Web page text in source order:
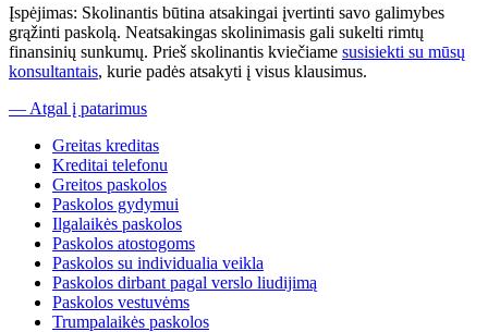
Įspėjimas: Skolinantis būtina atsakingai įvertinti savo galimybes
grąžinti paskolą. Neatsakingas skolinimasis gali sukelti rimtų
finansinių sunkumų. Prieš skolinantis kviečiame susisiekti su mūsų
konsultantais, kurie padės atsakyti į visus klausimus.
— Atgal į patarimus
Greitas kreditas
Kreditai telefonu
Greitos paskolos
Paskolos gydymui
Ilgalaikės paskolos
Paskolos atostogoms
Paskolos su individualia veikla
Paskolos dirbant pagal verslo liudijimą
Paskolos vestuvėms
Trumpalaikės paskolos